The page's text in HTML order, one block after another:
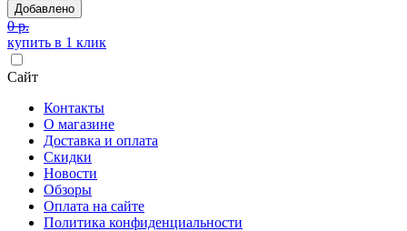
Добавлено
0 р.
купить в 1 клик
Сайт
Контакты
О магазине
Доставка и оплата
Скидки
Новости
Обзоры
Оплата на сайте
Политика конфиденциальности